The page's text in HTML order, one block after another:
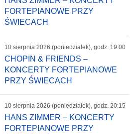
FORTEPIANOWE PRZY
ŚWIECACH
10 sierpnia 2026 (poniedziałek), godz. 19:00
CHOPIN & FRIENDS –
KONCERTY FORTEPIANOWE
PRZY ŚWIECACH
10 sierpnia 2026 (poniedziałek), godz. 20:15
HANS ZIMMER – KONCERTY
FORTEPIANOWE PRZY